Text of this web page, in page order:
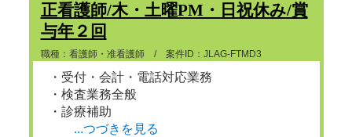
正看護師/木・土曜PM・日祝休み/賞
与年２回
職種：看護師・准看護師 / 案件ID：JLAG-FTMD3
・受付・会計・電話対応業務
・検査業務全般
・診療補助
...つづきを見る